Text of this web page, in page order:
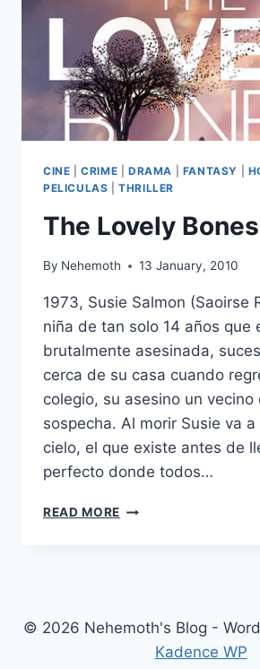
(2010)
CINE |CRIME DRAMA FANTASY
PELICULAS |THRILLER
The Lovely
By Nehemoth 13 January, 2010
1973, Susie Salmon (Saoirse
niña de tan solo 14 años que
brutalmente asesinada,
cerca de su casa cuando
colegio, su asesino un vecino
sospecha. Al morir Susie va
cielo, el que existe antes de
perfecto donde todos…
READ MORE THE
© 2026 Nehemoth's Blog -
Kadence WP